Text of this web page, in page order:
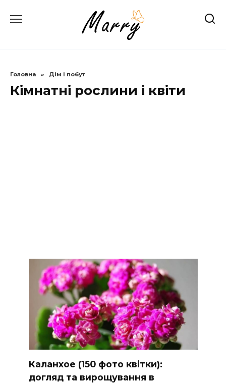
до
Головна » Дім і побут
Кімнатні рослини і квіти
Каланхое (150 фото квітки):
догляд та вирощування в